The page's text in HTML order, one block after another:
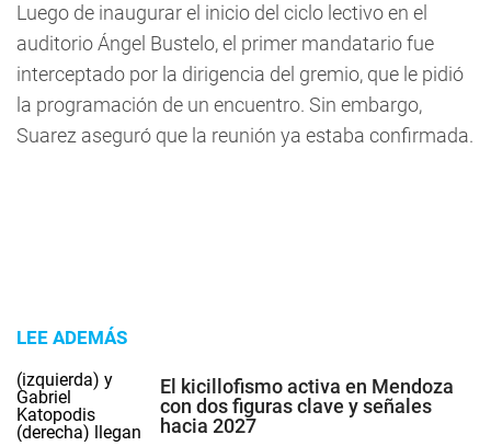
Luego de inaugurar el inicio del ciclo lectivo en el
auditorio Ángel Bustelo, el primer mandatario fue
interceptado por la dirigencia del gremio, que le pidió
la programación de un encuentro. Sin embargo,
Suarez aseguró que la reunión ya estaba confirmada.
LEE ADEMÁS
El kicillofismo activa en Mendoza
con dos figuras clave y señales
hacia 2027